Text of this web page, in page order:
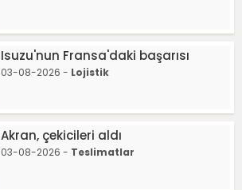
Isuzu'nun Fransa'daki başarısı
03-08-2026 - Lojistik
Akran, çekicileri aldı
03-08-2026 - Teslimatlar